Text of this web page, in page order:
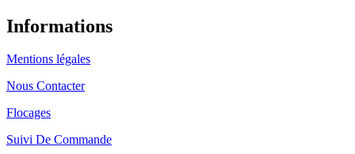
Informations
Mentions légales
Nous Contacter
Flocages
Suivi De Commande